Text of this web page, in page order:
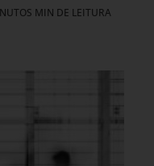
MIN DE LEITURA